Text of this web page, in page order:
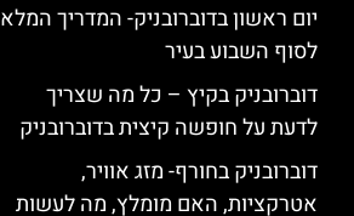
יום ראשון בדוברובניק- המדריך המלא
לסוף השבוע בעיר
דוברובניק בקיץ – כל מה שצריך
לדעת על חופשה קיצית בדוברובניק
דוברובניק בחורף- מזג אוויר,
אטרקציות, האם מומלץ, מה לעשות